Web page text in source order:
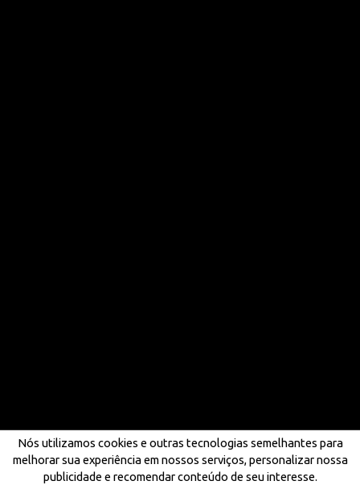
Nós utilizamos cookies e outras tecnologias semelhantes para
melhorar sua experiência em nossos serviços, personalizar nossa
publicidade e recomendar conteúdo de seu interesse.